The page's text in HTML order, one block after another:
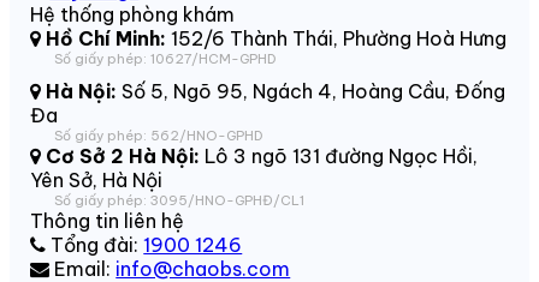
Hệ thống phòng khám
Hồ Chí Minh: 152/6 Thành Thái, Phường Hoà Hưng
Số giấy phép: 10627/HCM-GPHD
Hà Nội: Số 5, Ngõ 95, Ngách 4, Hoàng Cầu, Đống
Đa
Số giấy phép: 562/HNO-GPHD
Cơ Sở 2 Hà Nội: Lô 3 ngõ 131 đường Ngọc Hồi,
Yên Sở, Hà Nội
Số giấy phép: 3095/HNO-GPHĐ/CL1
Thông tin liên hệ
Tổng đài:1900 1246
Email: info@chaobs.com